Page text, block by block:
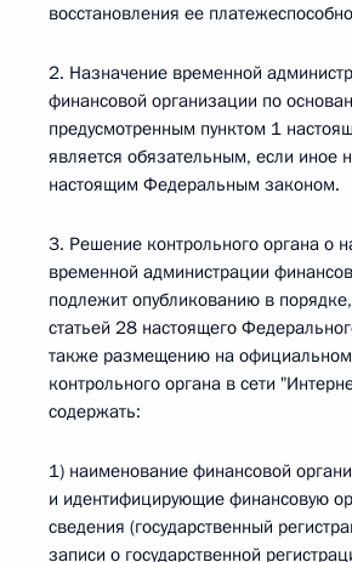
восстановления ее
2. Назначение временной
финансовой организации по
предусмотренным пунктом 1
является обязательным, если иное
настоящим Федеральным законом.
3. Решение контрольного органа о
временной администрации
подлежит опубликованию в
статьей 28 настоящего
также размещению на официальном
контрольного органа в сети
содержать:
1) наименование финансовой
и идентифицирующие финансовую
сведения (государственный
записи о государственной